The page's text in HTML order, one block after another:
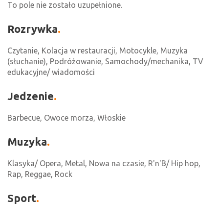
To pole nie zostało uzupełnione.
Rozrywka
Czytanie, Kolacja w restauracji, Motocykle, Muzyka
(słuchanie), Podróżowanie, Samochody/mechanika, TV
edukacyjne/ wiadomości
Jedzenie
Barbecue, Owoce morza, Włoskie
Muzyka
Klasyka/ Opera, Metal, Nowa na czasie, R'n'B/ Hip hop,
Rap, Reggae, Rock
Sport